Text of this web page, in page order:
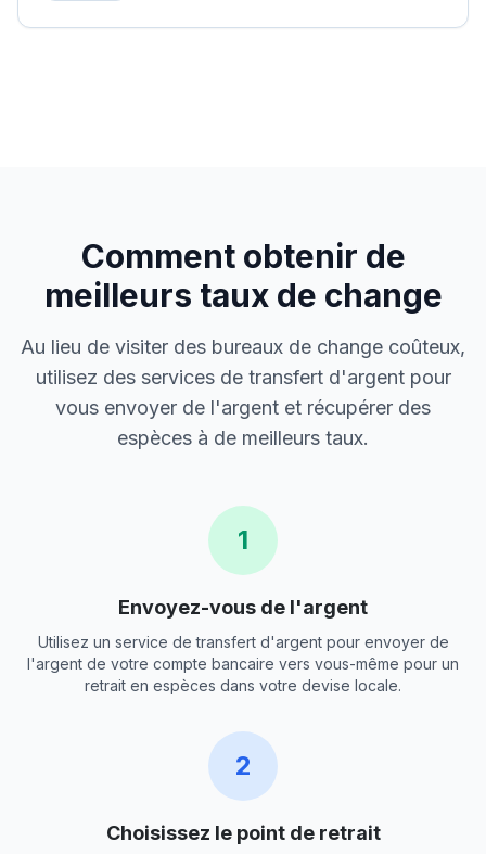
Comment obtenir de
meilleurs taux de change
Au lieu de visiter des bureaux de change coûteux,
utilisez des services de transfert d'argent pour
vous envoyer de l'argent et récupérer des
espèces à de meilleurs taux.
1
Envoyez-vous de l'argent
Utilisez un service de transfert d'argent pour envoyer de
l'argent de votre compte bancaire vers vous-même pour un
retrait en espèces dans votre devise locale.
2
Choisissez le point de retrait